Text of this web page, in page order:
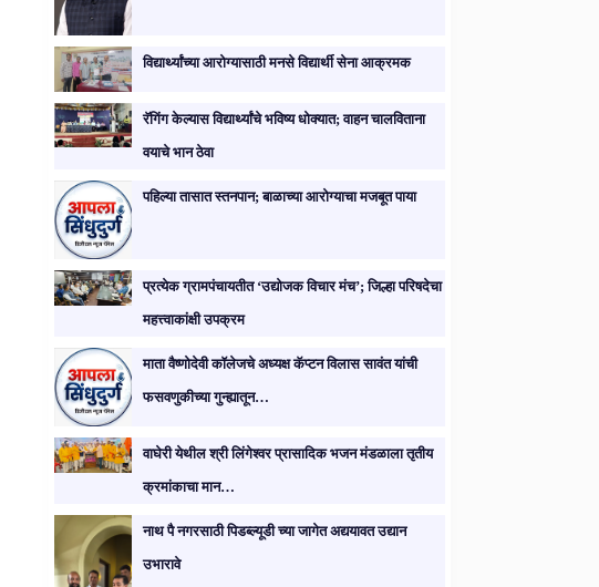
विद्यार्थ्यांच्या आरोग्यासाठी मनसे विद्यार्थी सेना आक्रमक
रॅगिंग केल्यास विद्यार्थ्यांचे भविष्य धोक्यात; वाहन चालविताना
वयाचे भान ठेवा
पहिल्या तासात स्तनपान; बाळाच्या आरोग्याचा मजबूत पाया
प्रत्येक ग्रामपंचायतीत ‘उद्योजक विचार मंच’; जिल्हा परिषदेचा
महत्त्वाकांक्षी उपक्रम
माता वैष्णोदेवी कॉलेजचे अध्यक्ष कॅप्टन विलास सावंत यांची
फसवणुकीच्या गुन्ह्यातून…
वाघेरी येथील श्री लिंगेश्वर प्रासादिक भजन मंडळाला तृतीय
क्रमांकाचा मान…
नाथ पै नगरसाठी पिडब्ल्यूडी च्या जागेत अद्ययावत उद्यान
उभारावे